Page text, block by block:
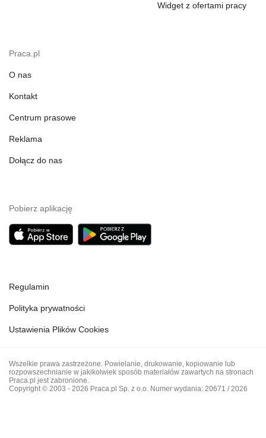
Widget z ofertami pracy
Praca.pl
O nas
Kontakt
Centrum prasowe
Reklama
Dołącz do nas
Pobierz aplikację
Regulamin
Polityka prywatności
Ustawienia Plików Cookies
Wszelkie prawa zastrzeżone. Powielanie, drukowanie, kopiowanie lub
rozpowszechnianie w jakikolwiek sposób materiałów zawartych na stronach
Praca.pl jest zabronione.
Copyright © 2003 - 2026 Praca.pl Sp. z o.o. Numer wydania: 20671 / 2026